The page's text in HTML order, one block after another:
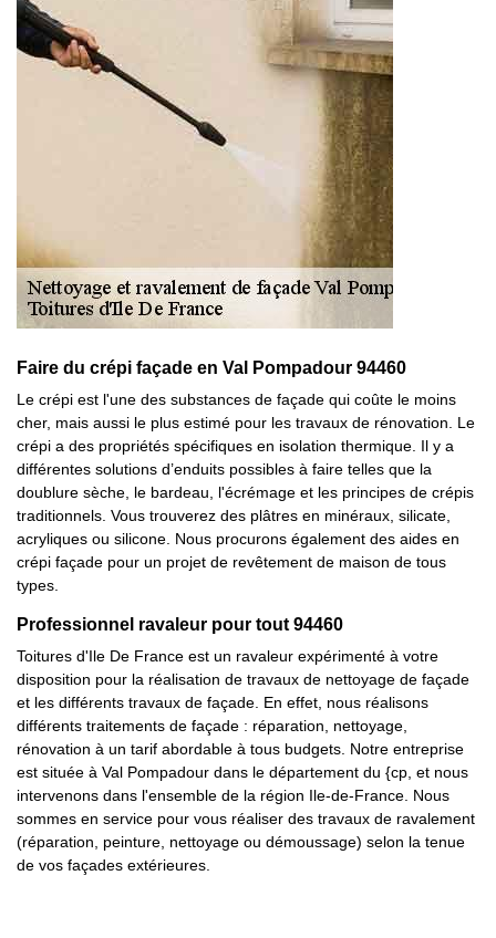
Faire du crépi façade en Val Pompadour 94460
Le crépi est l'une des substances de façade qui coûte le moins
cher, mais aussi le plus estimé pour les travaux de rénovation. Le
crépi a des propriétés spécifiques en isolation thermique. Il y a
différentes solutions d’enduits possibles à faire telles que la
doublure sèche, le bardeau, l'écrémage et les principes de crépis
traditionnels. Vous trouverez des plâtres en minéraux, silicate,
acryliques ou silicone. Nous procurons également des aides en
crépi façade pour un projet de revêtement de maison de tous
types.
Professionnel ravaleur pour tout 94460
Toitures d'Ile De France est un ravaleur expérimenté à votre
disposition pour la réalisation de travaux de nettoyage de façade
et les différents travaux de façade. En effet, nous réalisons
différents traitements de façade : réparation, nettoyage,
rénovation à un tarif abordable à tous budgets. Notre entreprise
est située à Val Pompadour dans le département du {cp, et nous
intervenons dans l'ensemble de la région Ile-de-France. Nous
sommes en service pour vous réaliser des travaux de ravalement
(réparation, peinture, nettoyage ou démoussage) selon la tenue
de vos façades extérieures.